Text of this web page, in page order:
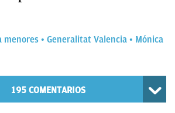
menores Generalitat Valencia
Mónica
195 COMENTARIOS